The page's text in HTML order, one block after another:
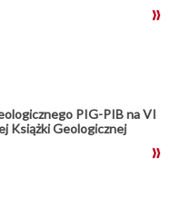
PIG-PIB na VI
Książki Geologicznej